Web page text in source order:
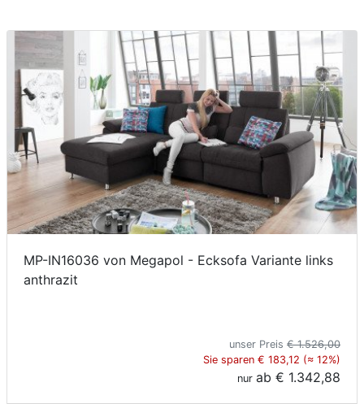
MP-IN16036 von Megapol - Ecksofa Variante links
anthrazit
unser Preis € 1.526,00
Sie sparen € 183,12 (≈ 12%)
nur ab € 1.342,88